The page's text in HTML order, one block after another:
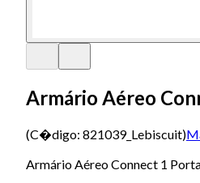
Armário Aéreo
(C�digo: 821039_Lebiscuit)
Armário Aéreo Connect 1